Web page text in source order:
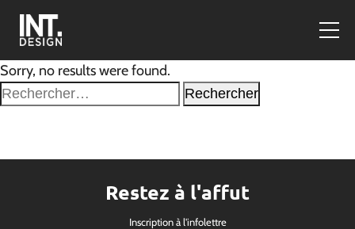
Sorry, no results were found.
Rechercher :
Restez à l'affut
Inscription à l'infolettre